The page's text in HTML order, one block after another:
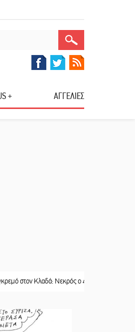
+ ΑΓΓΕΛΙΕΣ
Νεκρός ο 48χρονος οδηγός